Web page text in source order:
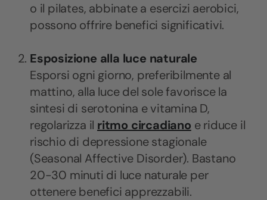
o il pilates, abbinate a esercizi aerobici,
possono offrire benefici significativi.
Esposizione alla luce naturale
Esporsi ogni giorno, preferibilmente al
mattino, alla luce del sole favorisce la
sintesi di serotonina e vitamina D,
regolarizza il ritmo circadiano e riduce il
rischio di depressione stagionale
(Seasonal Affective Disorder). Bastano
20-30 minuti di luce naturale per
ottenere benefici apprezzabili.